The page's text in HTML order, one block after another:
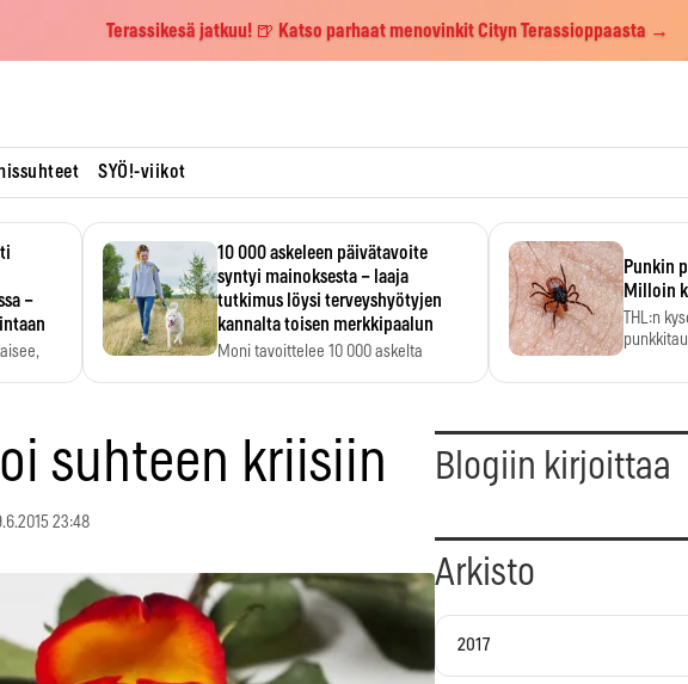
Terassikesä jatkuu! 🍺 Katso parhaat menovinkit Cityn Terassioppaasta →
SYÖ!-viikot
–
10 000 askeleen päivätavoite
syntyi mainoksesta – laaja
tutkimus löysi terveyshyötyjen
kannalta toisen merkkipaalun
Moni tavoittelee 10 000 askelta
Punkin
Milloin
THL:n
suhteen kriisiin
23:48
Blogiin kirjoittaa
Arkisto
2017